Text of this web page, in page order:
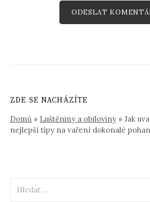
ZDE SE NACHÁZÍTE
Domů » Luštěniny a obiloviny » Jak
nejlepší tipy na vaření dokonalé